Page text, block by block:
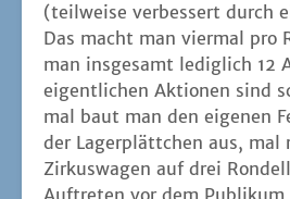
(teil­wei­se ver­bes­sert durch
Das macht man vier­mal pro
man ins­ge­samt ledig­lich 12
eigent­li­chen Aktio­nen sind
mal baut man den eige­nen
der Lager­plätt­chen aus,
Zir­kus­wa­gen auf drei